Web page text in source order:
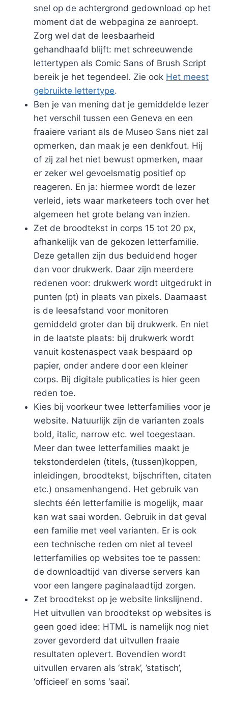
snel op de achtergrond gedownload op het
moment dat de webpagina ze aanroept.
Zorg wel dat de leesbaarheid
gehandhaafd blijft: met schreeuwende
lettertypen als Comic Sans of Brush Script
bereik je het tegendeel. Zie ook Het meest
gebruikte lettertype.
Ben je van mening dat je gemiddelde lezer
het verschil tussen een Geneva en een
fraaiere variant als de Museo Sans niet zal
opmerken, dan maak je een denkfout. Hij
of zij zal het niet bewust opmerken, maar
er zeker wel gevoelsmatig positief op
reageren. En ja: hiermee wordt de lezer
verleid, iets waar marketeers toch over het
algemeen het grote belang van inzien.
Zet de broodtekst in corps 15 tot 20 px,
afhankelijk van de gekozen letterfamilie.
Deze getallen zijn dus beduidend hoger
dan voor drukwerk. Daar zijn meerdere
redenen voor: drukwerk wordt uitgedrukt in
punten (pt) in plaats van pixels. Daarnaast
is de leesafstand voor monitoren
gemiddeld groter dan bij drukwerk. En niet
in de laatste plaats: bij drukwerk wordt
vanuit kostenaspect vaak bespaard op
papier, onder andere door een kleiner
corps. Bij digitale publicaties is hier geen
reden toe.
Kies bij voorkeur twee letterfamilies voor je
website. Natuurlijk zijn de varianten zoals
bold, italic, narrow etc. wel toegestaan.
Meer dan twee letterfamilies maakt je
tekstonderdelen (titels, (tussen)koppen,
inleidingen, broodtekst, bijschriften, citaten
etc.) onsamenhangend. Het gebruik van
slechts één letterfamilie is mogelijk, maar
kan wat saai worden. Gebruik in dat geval
een familie met veel varianten. Er is ook
een technische reden om niet al teveel
letterfamilies op websites toe te passen:
de downloadtijd van diverse servers kan
voor een langere paginalaadtijd zorgen.
Zet broodtekst op je website linkslijnend.
Het uitvullen van broodtekst op websites is
geen goed idee: HTML is namelijk nog niet
zover gevorderd dat uitvullen fraaie
resultaten oplevert. Bovendien wordt
uitvullen ervaren als ‘strak’, ’statisch’,
‘officieel’ en soms ‘saai’.